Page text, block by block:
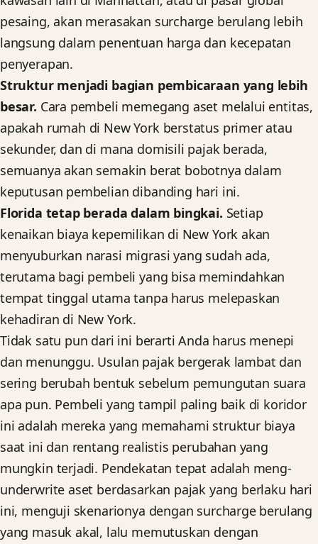
pesaing, akan merasakan surcharge berulang lebih
langsung dalam penentuan harga dan kecepatan
penyerapan.
Struktur menjadi bagian pembicaraan yang lebih
besar. Cara pembeli memegang aset melalui entitas,
apakah rumah di New York berstatus primer atau
sekunder, dan di mana domisili pajak berada,
semuanya akan semakin berat bobotnya dalam
keputusan pembelian dibanding hari ini.
Florida tetap berada dalam bingkai. Setiap
kenaikan biaya kepemilikan di New York akan
menyuburkan narasi migrasi yang sudah ada,
terutama bagi pembeli yang bisa memindahkan
tempat tinggal utama tanpa harus melepaskan
kehadiran di New York.
Tidak satu pun dari ini berarti Anda harus menepi
dan menunggu. Usulan pajak bergerak lambat dan
sering berubah bentuk sebelum pemungutan suara
apa pun. Pembeli yang tampil paling baik di koridor
ini adalah mereka yang memahami struktur biaya
saat ini dan rentang realistis perubahan yang
mungkin terjadi. Pendekatan tepat adalah meng-
underwrite aset berdasarkan pajak yang berlaku hari
ini, menguji skenarionya dengan surcharge berulang
yang masuk akal, lalu memutuskan dengan